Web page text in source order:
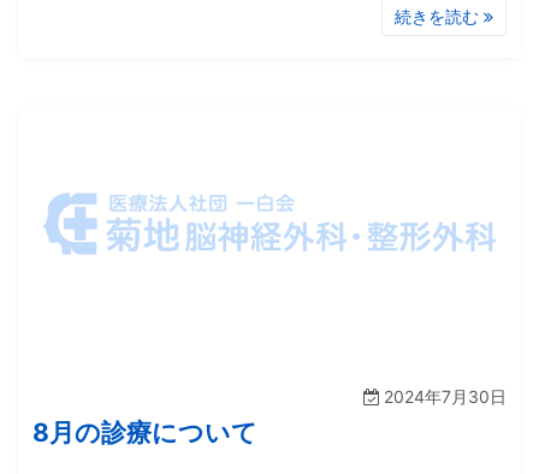
続きを読む
2024年7月30日
8月の診療について